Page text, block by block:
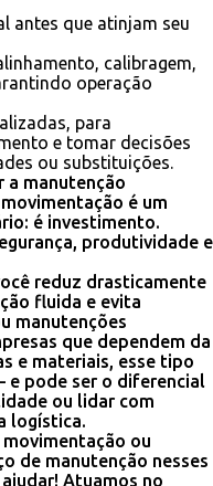
antes que atinjam seu
calibragem,
operação
para
e tomar decisões
ou substituições.
a manutenção
é um
é investimento.
produtividade e
reduz drasticamente
fluida e evita
manutenções
que dependem da
e materiais, esse tipo
pode ser o diferencial
ou lidar com
logística.
ou
de manutenção nesses
Atuamos no